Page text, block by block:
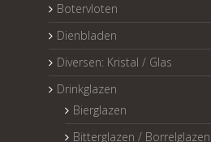
Botervloten
Dienbladen
Diversen: Kristal / Glas
Drinkglazen
Bierglazen
Bitterglazen / Borrelglazen